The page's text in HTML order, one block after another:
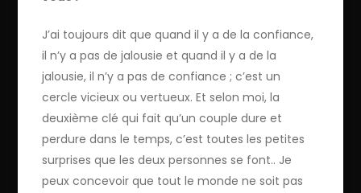
J’ai toujours dit que quand il y a de la confiance,
il n’y a pas de jalousie et quand il y a de la
jalousie, il n’y a pas de confiance ; c’est un
cercle vicieux ou vertueux. Et selon moi, la
deuxième clé qui fait qu’un couple dure et
perdure dans le temps, c’est toutes les petites
surprises que les deux personnes se font.. Je
peux concevoir que tout le monde ne soit pas